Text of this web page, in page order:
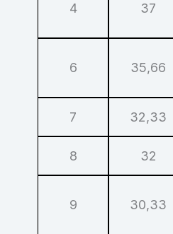
4 37
6 35,66
7 32,33
8 32
9 30,33